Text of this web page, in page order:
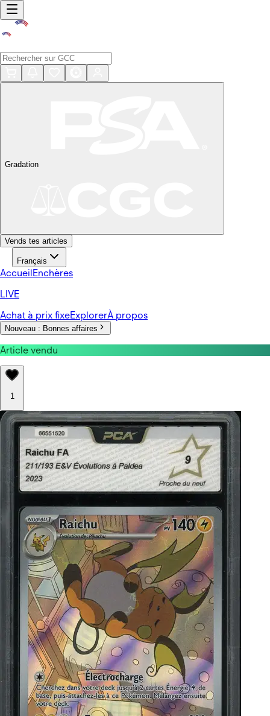
Gradation
Vends tes articles
Français
AccueilEnchères
LIVE
Achat à prix fixeExplorerÀ propos
Nouveau : Bonnes affaires
Article vendu
1